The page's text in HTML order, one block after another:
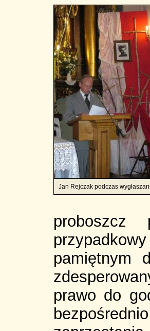
Jan Rejczak podczas
proboszcz
pamiętnym
prawo do